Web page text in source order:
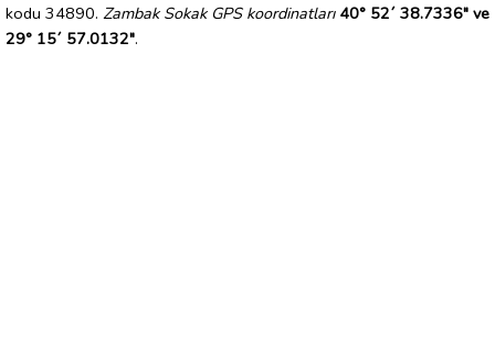
kodu 34890. Zambak Sokak GPS koordinatları 40° 52´ 38.7336" ve
29° 15´ 57.0132".